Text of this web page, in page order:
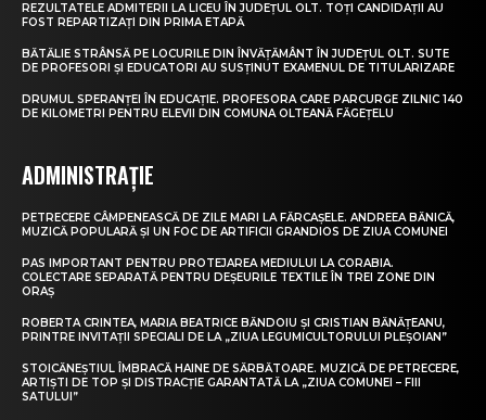
REZULTATELE ADMITERII LA LICEU ÎN JUDEȚUL OLT. TOȚI CANDIDAȚII AU
FOST REPARTIZAȚI DIN PRIMA ETAPĂ
BĂTĂLIE STRÂNSĂ PE LOCURILE DIN ÎNVĂȚĂMÂNT ÎN JUDEȚUL OLT. SUTE
DE PROFESORI ȘI EDUCATORI AU SUSȚINUT EXAMENUL DE TITULARIZARE
DRUMUL SPERANȚEI ÎN EDUCAȚIE. PROFESORA CARE PARCURGE ZILNIC 140
DE KILOMETRI PENTRU ELEVII DIN COMUNA OLTEANĂ FĂGEȚELU
ADMINISTRAȚIE
PETRECERE CÂMPENEASCĂ DE ZILE MARI LA FĂRCAȘELE. ANDREEA BĂNICĂ,
MUZICĂ POPULARĂ ȘI UN FOC DE ARTIFICII GRANDIOS DE ZIUA COMUNEI
PAS IMPORTANT PENTRU PROTEJAREA MEDIULUI LA CORABIA.
COLECTARE SEPARATĂ PENTRU DEȘEURILE TEXTILE ÎN TREI ZONE DIN
ORAȘ
ROBERTA CRINTEA, MARIA BEATRICE BĂNDOIU ȘI CRISTIAN BĂNĂȚEANU,
PRINTRE INVITAȚII SPECIALI DE LA „ZIUA LEGUMICULTORULUI PLEȘOIAN”
STOICĂNEȘTIUL ÎMBRACĂ HAINE DE SĂRBĂTOARE. MUZICĂ DE PETRECERE,
ARTIȘTI DE TOP ȘI DISTRACȚIE GARANTATĂ LA „ZIUA COMUNEI – FIII
SATULUI”